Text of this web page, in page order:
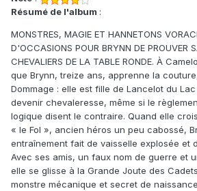
Résumé de l'album :
MONSTRES, MAGIE ET HANNETONS
D'OCCASIONS POUR BRYNN DE PROUVER
CHEVALIERS DE LA TABLE RONDE. À
que Brynn, treize ans, apprenne la
Dommage : elle est fille de Lancelot du
devenir chevaleresse, même si le
logique disent le contraire. Quand elle
« le Fol », ancien héros un peu cabossé,
entraînement fait de vaisselle explosée et
Avec ses amis, un faux nom de guerre et
elle se glisse à la Grande Joute des
monstre mécanique et secret de